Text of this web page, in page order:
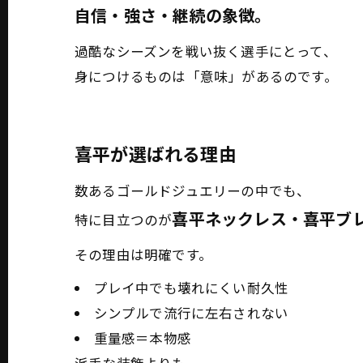
自信・強さ・継続の象徴。
過酷なシーズンを戦い抜く選手にとって、
身につけるものは「意味」があるのです。
喜平が選ばれる理由
数あるゴールドジュエリーの中でも、
特に目立つのが喜平ネックレス・喜平ブ
その理由は明確です。
プレイ中でも壊れにくい耐久性
シンプルで流行に左右されない
重量感＝本物感